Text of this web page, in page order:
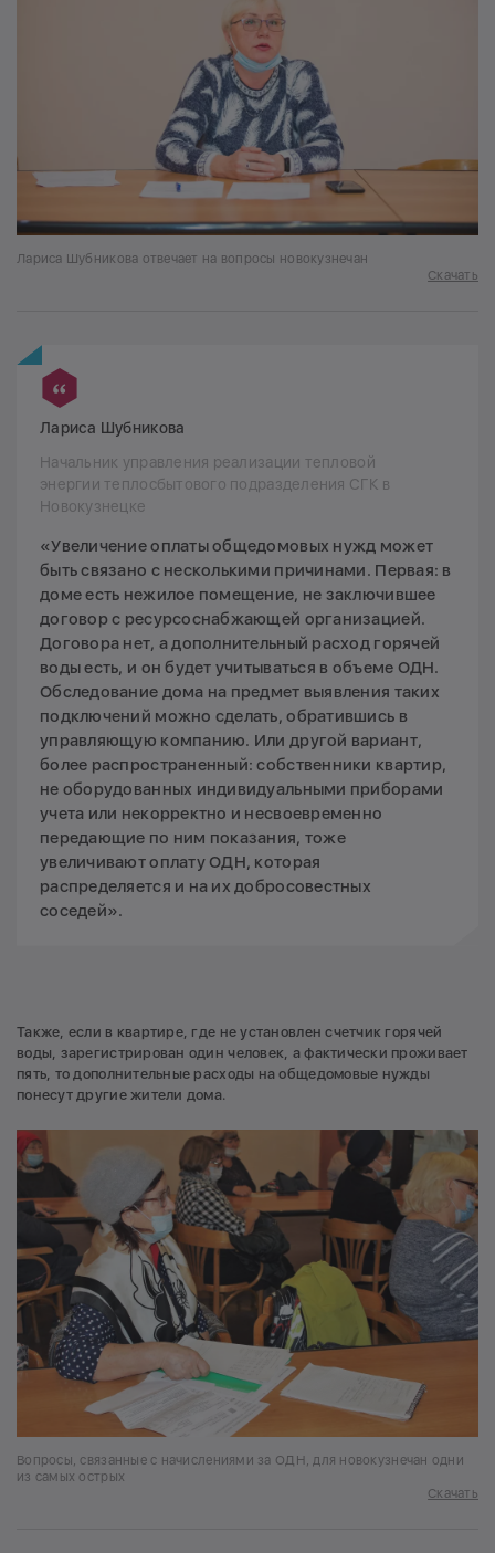
Лариса Шубникова отвечает на вопросы новокузнечан
Скачать
Лариса Шубникова
Начальник управления реализации тепловой
энергии теплосбытового подразделения СГК в
Новокузнецке
«Увеличение оплаты общедомовых нужд может
быть связано с несколькими причинами. Первая: в
доме есть нежилое помещение, не заключившее
договор с ресурсоснабжающей организацией.
Договора нет, а дополнительный расход горячей
воды есть, и он будет учитываться в объеме ОДН.
Обследование дома на предмет выявления таких
подключений можно сделать, обратившись в
управляющую компанию. Или другой вариант,
более распространенный: собственники квартир,
не оборудованных индивидуальными приборами
учета или некорректно и несвоевременно
передающие по ним показания, тоже
увеличивают оплату ОДН, которая
распределяется и на их добросовестных
соседей».
Также, если в квартире, где не установлен счетчик горячей
воды, зарегистрирован один человек, а фактически проживает
пять, то дополнительные расходы на общедомовые нужды
понесут другие жители дома.
Вопросы, связанные с начислениями за ОДН, для новокузнечан одни
из самых острых
Скачать